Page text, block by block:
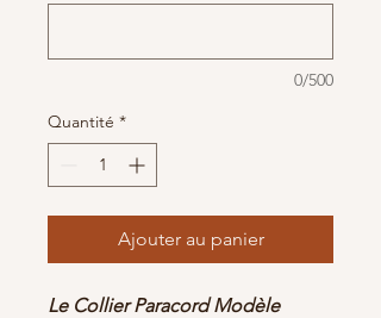
0/500
Quantité *
Ajouter au panier
Le Collier Paracord Modèle